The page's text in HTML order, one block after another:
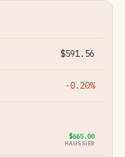
$591.56
-0.20%
$665.00
HAUSSIER